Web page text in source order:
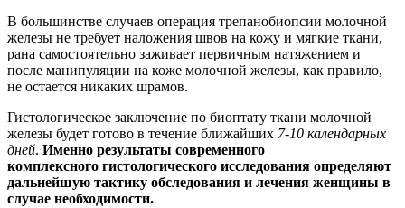
В большинстве случаев операция трепанобиопсии молочной
железы не требует наложения швов на кожу и мягкие ткани,
рана самостоятельно заживает первичным натяжением и
после манипуляции на коже молочной железы, как правило,
не остается никаких шрамов.
Гистологическое заключение по биоптату ткани молочной
железы будет готово в течение ближайших 7-10 календарных
дней. Именно результаты современного
комплексного гистологического исследования определяют
дальнейшую тактику обследования и лечения женщины в
случае необходимости.